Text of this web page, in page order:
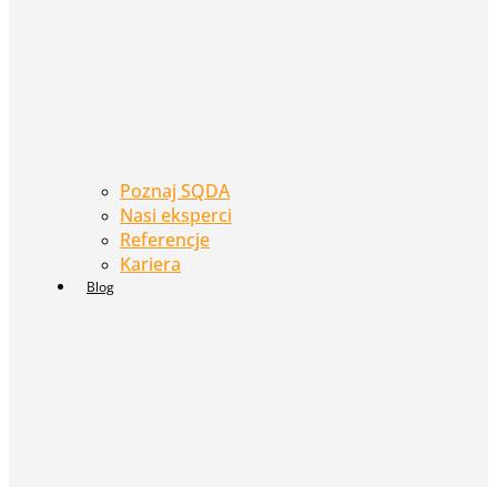
Poznaj SQDA
Nasi eksperci
Referencje
Kariera
Blog